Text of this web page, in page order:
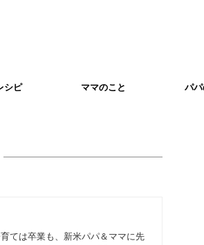
シピ ママのこと パ
ては卒業も、新米パパ＆ママに先